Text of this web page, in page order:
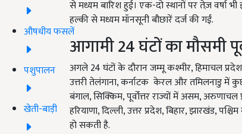
औषधीय फसलें
पशुपालन
खेती-बाड़ी
से मध्यम बारिश हुई। एक-दो स्थानों पर तेज़ वर्षा
हल्की से मध्यम मॉनसूनी बौछारें दर्ज की गईं.
आगामी 24 घंटों का मौसमी
अगले 24 घंटों के दौरान जम्मू कश्मीर, हिमाचल प्रदेश,
उत्तरी तेलंगाना, कर्नाटक केरल और तमिलनाडु में कुछ
बंगाल, सिक्किम, पूर्वोत्तर राज्यों में असम,
हरियाणा, दिल्ली, उत्तर प्रदेश, बिहार, झारखंड,
हो सकती है.